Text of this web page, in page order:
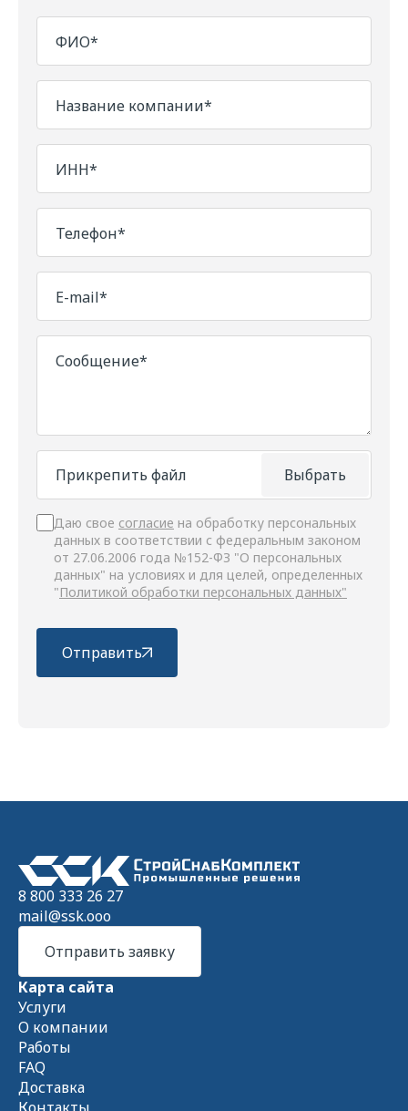
ФИО*
Название компании*
ИНН*
Телефон*
E-mail*
Сообщение*
Выбрать
Прикрепить файл
Даю свое согласие на обработку персональных
данных в соответствии с федеральным законом
от 27.06.2006 года №152-ФЗ "О персональных
данных" на условиях и для целей, определенных
"Политикой обработки персональных данных"
Отправить
8 800 333 26 27
mail@ssk.ooo
Отправить заявку
Карта сайта
Услуги
О компании
Работы
FAQ
Доставка